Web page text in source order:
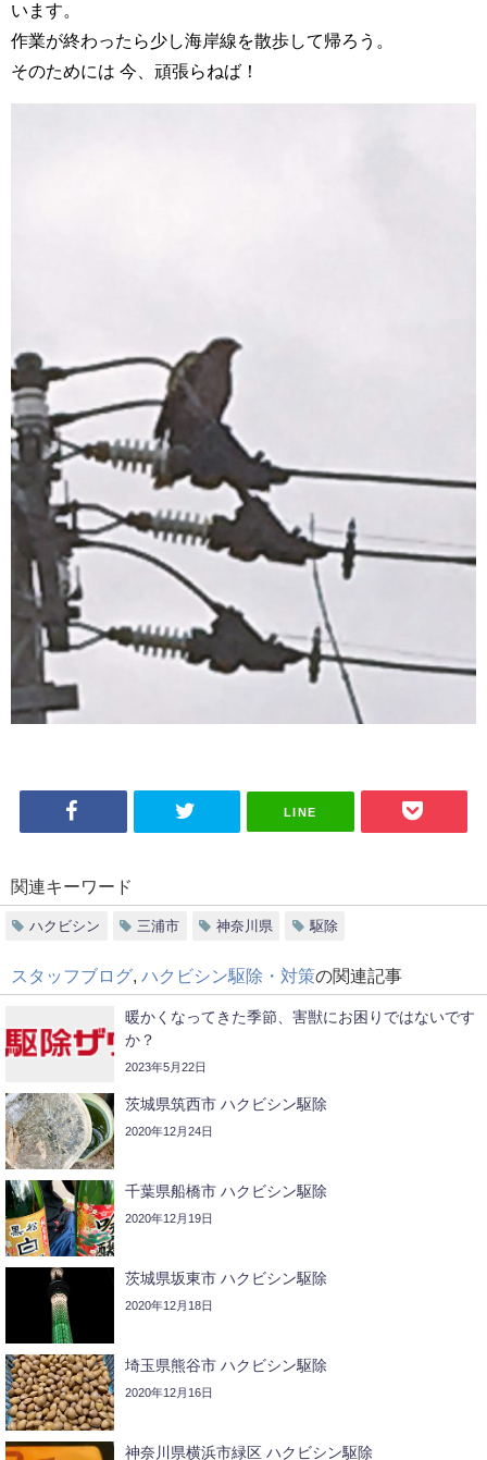
います。
作業が終わったら少し海岸線を散歩して帰ろう。
そのためには 今、頑張らねば！
LINE
関連キーワード
ハクビシン 三浦市 神奈川県 駆除
スタッフブログ ハクビシン駆除・対策の関連記事
暖かくなってきた季節、害獣にお困りではないです
か？
2023年5月22日
茨城県筑西市 ハクビシン駆除
2020年12月24日
千葉県船橋市 ハクビシン駆除
2020年12月19日
茨城県坂東市 ハクビシン駆除
2020年12月18日
埼玉県熊谷市 ハクビシン駆除
2020年12月16日
神奈川県横浜市緑区 ハクビシン駆除